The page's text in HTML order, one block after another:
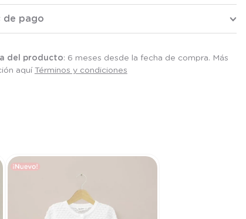
de pago
del producto: 6 meses desde la fecha de compra. Más
aquí Términos y condiciones